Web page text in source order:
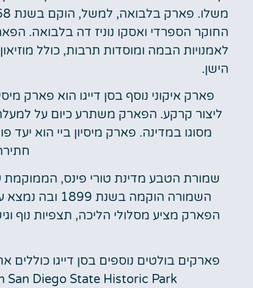
לאמנויות הבמה ומוסדות תרבות, כולל
הישן.
מסוגו במדינה. פארק מיסיון ביי הוא יעד
שמורת הטבע מדינת טורי פינס, הממוקמת
השמורה הוקמה
הפארק מציע מסלולי הליכה, תצפיות נוף